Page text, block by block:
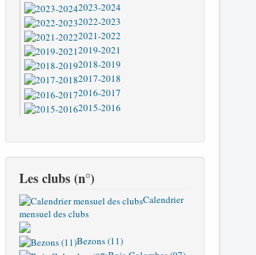
2023-2024
2022-2023
2021-2022
2019-2021
2018-2019
2017-2018
2016-2017
2015-2016
Les clubs (n°)
Calendrier
mensuel des clubs
Bezons (11)